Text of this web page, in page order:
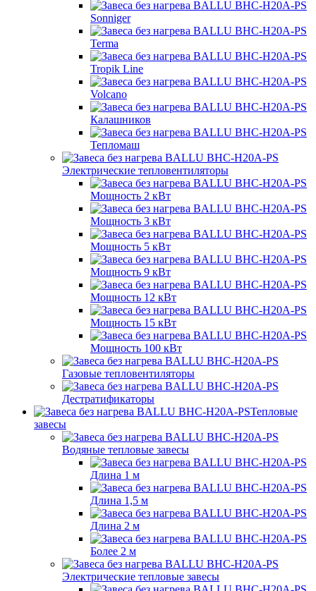
Sonniger
Terma
Tropik Line
Volcano
Калашников
Тепломаш
Электрические тепловентиляторы
Мощность 2 кВт
Мощность 3 кВт
Мощность 5 кВт
Мощность 9 кВт
Мощность 12 кВт
Мощность 15 кВт
Мощность 100 кВт
Газовые тепловентиляторы
Дестратификаторы
Тепловые
завесы
Водяные тепловые завесы
Длина 1 м
Длина 1,5 м
Длина 2 м
Более 2 м
Электрические тепловые завесы